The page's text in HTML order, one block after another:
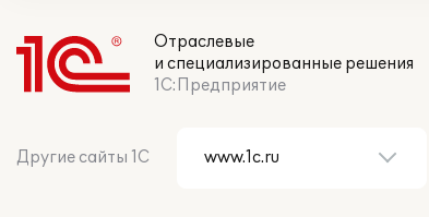
Отраслевые
и специализированные решения
1С:Предприятие
Другие сайты 1С